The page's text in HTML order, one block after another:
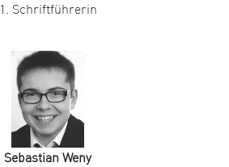
1. Schriftführerin
Sebastian Weny